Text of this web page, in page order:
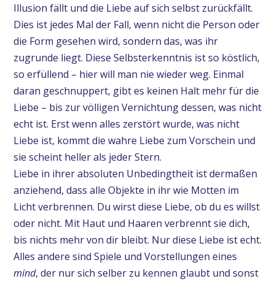
Illusion fällt und die Liebe auf sich selbst zurückfällt.
Dies ist jedes Mal der Fall, wenn nicht die Person oder
die Form gesehen wird, sondern das, was ihr
zugrunde liegt. Diese Selbsterkenntnis ist so köstlich,
so erfüllend – hier will man nie wieder weg. Einmal
daran geschnuppert, gibt es keinen Halt mehr für die
Liebe – bis zur völligen Vernichtung dessen, was nicht
echt ist. Erst wenn alles zerstört wurde, was nicht
Liebe ist, kommt die wahre Liebe zum Vorschein und
sie scheint heller als jeder Stern.
Liebe in ihrer absoluten Unbedingtheit ist dermaßen
anziehend, dass alle Objekte in ihr wie Motten im
Licht verbrennen. Du wirst diese Liebe, ob du es willst
oder nicht. Mit Haut und Haaren verbrennt sie dich,
bis nichts mehr von dir bleibt. Nur diese Liebe ist echt.
Alles andere sind Spiele und Vorstellungen eines
mind, der nur sich selber zu kennen glaubt und sonst